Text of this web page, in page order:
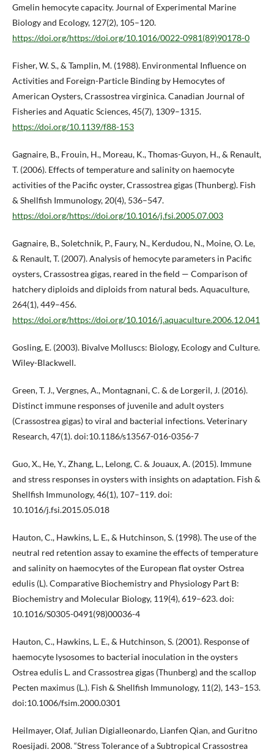
Gmelin hemocyte capacity. Journal of Experimental Marine
Biology and Ecology, 127(2), 105–120.
https://doi.org/https://doi.org/10.1016/0022-0981(89)90178-0
Fisher, W. S., & Tamplin, M. (1988). Environmental Influence on
Activities and Foreign-Particle Binding by Hemocytes of
American Oysters, Crassostrea virginica. Canadian Journal of
Fisheries and Aquatic Sciences, 45(7), 1309–1315.
https://doi.org/10.1139/f88-153
Gagnaire, B., Frouin, H., Moreau, K., Thomas-Guyon, H., & Renault,
T. (2006). Effects of temperature and salinity on haemocyte
activities of the Pacific oyster, Crassostrea gigas (Thunberg). Fish
& Shellfish Immunology, 20(4), 536–547.
https://doi.org/https://doi.org/10.1016/j.fsi.2005.07.003
Gagnaire, B., Soletchnik, P., Faury, N., Kerdudou, N., Moine, O. Le,
& Renault, T. (2007). Analysis of hemocyte parameters in Pacific
oysters, Crassostrea gigas, reared in the field — Comparison of
hatchery diploids and diploids from natural beds. Aquaculture,
264(1), 449–456.
https://doi.org/https://doi.org/10.1016/j.aquaculture.2006.12.041
Gosling, E. (2003). Bivalve Molluscs: Biology, Ecology and Culture.
Wiley-Blackwell.
Green, T. J., Vergnes, A., Montagnani, C. & de Lorgeril, J. (2016).
Distinct immune responses of juvenile and adult oysters
(Crassostrea gigas) to viral and bacterial infections. Veterinary
Research, 47(1). doi:10.1186/s13567-016-0356-7
Guo, X., He, Y., Zhang, L., Lelong, C. & Jouaux, A. (2015). Immune
and stress responses in oysters with insights on adaptation. Fish &
Shellfish Immunology, 46(1), 107–119. doi:
10.1016/j.fsi.2015.05.018
Hauton, C., Hawkins, L. E., & Hutchinson, S. (1998). The use of the
neutral red retention assay to examine the effects of temperature
and salinity on haemocytes of the European flat oyster Ostrea
edulis (L). Comparative Biochemistry and Physiology Part B:
Biochemistry and Molecular Biology, 119(4), 619–623. doi:
10.1016/S0305-0491(98)00036-4
Hauton, C., Hawkins, L. E., & Hutchinson, S. (2001). Response of
haemocyte lysosomes to bacterial inoculation in the oysters
Ostrea edulis L. and Crassostrea gigas (Thunberg) and the scallop
Pecten maximus (L.). Fish & Shellfish Immunology, 11(2), 143–153.
doi:10.1006/fsim.2000.0301
Heilmayer, Olaf, Julian Digialleonardo, Lianfen Qian, and Guritno
Roesijadi. 2008. “Stress Tolerance of a Subtropical Crassostrea